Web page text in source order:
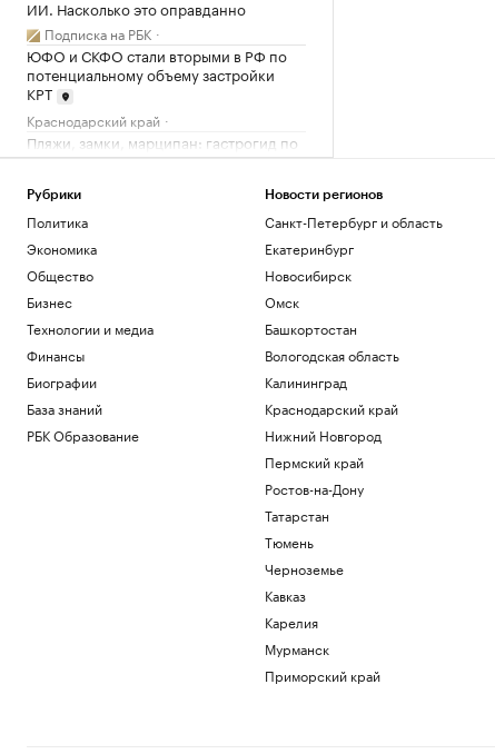
ИИ. Насколько это оправданно
Подписка на РБК
ЮФО и СКФО стали вторыми в РФ по
потенциальному объему застройки
КРТ
Краснодарский край
Пляжи, замки, марципан: гастрогид по
Калининградской области
РБК и РСХБ
В Московской области объявили
беспилотную опасность
Политика
Минобороны сообщило об ударах по
энергообъектам и аэродрому на
Украине
Политика
В МИД России заявили об оказании
Румынией прямой военной помощи
Украине
Политика
Каким будет новый эпицентр деловой
Рубрики
Политика
Экономика
Общество
Бизнес
Технологии и медиа
Финансы
Биографии
База знаний
РБК Образование
Новости регионов
Санкт-Петербург и область
Екатеринбург
Новосибирск
Омск
Башкортостан
Вологодская область
Калининград
Краснодарский край
Нижний Новгород
Пермский край
Ростов-на-Дону
Татарстан
Тюмень
Черноземье
Кавказ
Карелия
Мурманск
Приморский край